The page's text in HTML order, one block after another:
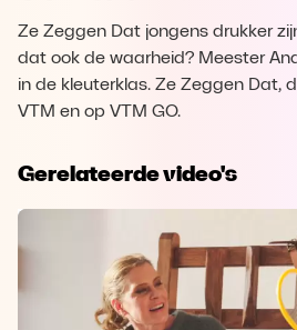
Ze Zeggen Dat jongens drukker
dat ook de waarheid? Meester
in de kleuterklas. Ze Zeggen Dat,
VTM en op VTM GO.
Gerelateerde video's